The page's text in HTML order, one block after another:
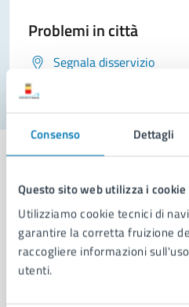
Consenso Dettagli
Questo sito web utilizza i cookie
Utilizziamo cookie tecnici di
garantire la corretta fruizione
raccogliere informazioni
utenti.
Problemi in città
Segnala disservizio
Comune di Napoli
AMMINISTRAZIONE